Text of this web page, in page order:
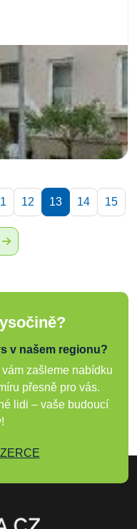
12 13 14 15
v našem regionu?
zašleme nabídku
přesně pro vás.
lidi – vaše budoucí